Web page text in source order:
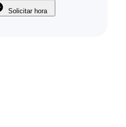
Solicitar hora